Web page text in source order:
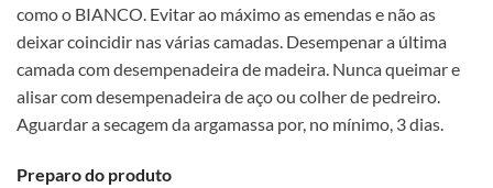
como o BIANCO. Evitar ao máximo as emendas e não as
deixar coincidir nas várias camadas. Desempenar a última
camada com desempenadeira de madeira. Nunca queimar e
alisar com desempenadeira de aço ou colher de pedreiro.
Aguardar a secagem da argamassa por, no mínimo, 3 dias.
Preparo do produto